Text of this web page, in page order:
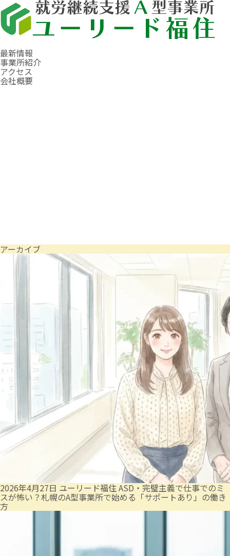
最新情報
事業所紹介
アクセス
会社概要
アーカイブ
2026年4月27日 ユーリード福住ASD・完璧主義で仕事でのミ
スが怖い？札幌のA型事業所で始める「サポートあり」の働き
方